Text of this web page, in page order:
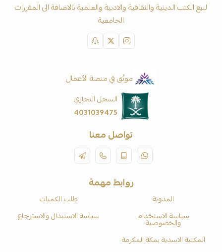
لبيع الكتب الدينية والثقافية والادبية والعلمية بالاضافة الى المقررات
الجامعية
موثّق في منصة الأعمال
السجل التجاري
4031039475
تواصل معنا
روابط مهمة
المدونة
طلب الكميات
سياسة الاستخدام
والخصوصية
سياسة الاستبدال والاسترجاع
المكتبة الاسدية بمكة المكرمة